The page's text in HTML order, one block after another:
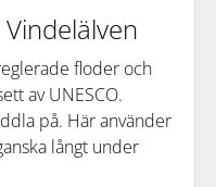
floder och
av UNESCO.
på. Här använder
långt under